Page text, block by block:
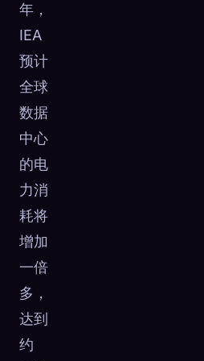
年，
IEA
预计
全球
数据
中心
的电
力消
耗将
增加
一倍
多，
达到
约